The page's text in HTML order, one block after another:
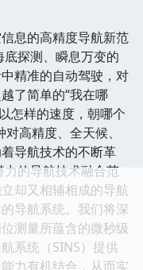
息的高精度导航新范
探测、瞬息万变的
精准的自动驾驶，对
了简单的“我在哪
怎样的速度，朝哪个
高精度、全天候、
导航技术的不断革
的导航技术融合范
却又相辅相成的导航
导航系统。我们将深
测量所蕴含的微秒级
系统（SINS）提供
力有机结合，从而实